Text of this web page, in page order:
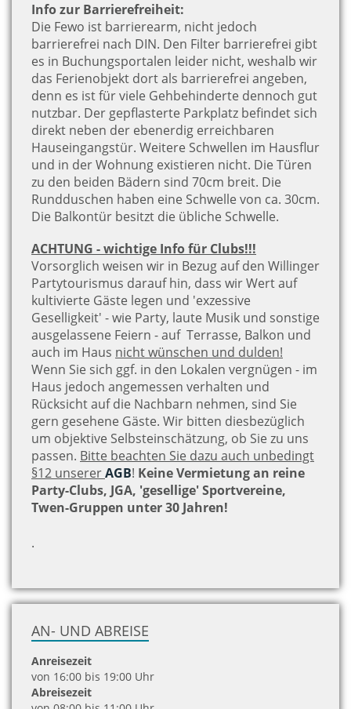
Info zur Barrierefreiheit:
Die Fewo ist barrierearm, nicht jedoch
barrierefrei nach DIN. Den Filter barrierefrei gibt
es in Buchungsportalen leider nicht, weshalb wir
das Ferienobjekt dort als barrierefrei angeben,
denn es ist für viele Gehbehinderte dennoch gut
nutzbar. Der gepflasterte Parkplatz befindet sich
direkt neben der ebenerdig erreichbaren
Hauseingangstür. Weitere Schwellen im Hausflur
und in der Wohnung existieren nicht. Die Türen
zu den beiden Bädern sind 70cm breit. Die
Rundduschen haben eine Schwelle von ca. 30cm.
Die Balkontür besitzt die übliche Schwelle.
ACHTUNG - wichtige Info für Clubs!!!
Vorsorglich weisen wir in Bezug auf den Willinger
Partytourismus darauf hin, dass wir Wert auf
kultivierte Gäste legen und 'exzessive
Geselligkeit' - wie Party, laute Musik und sonstige
ausgelassene Feiern - auf Terrasse, Balkon und
auch im Haus nicht wünschen und dulden!
Wenn Sie sich ggf. in den Lokalen vergnügen - im
Haus jedoch angemessen verhalten und
Rücksicht auf die Nachbarn nehmen, sind Sie
gern gesehene Gäste. Wir bitten diesbezüglich
um objektive Selbsteinschätzung, ob Sie zu uns
passen. Bitte beachten Sie dazu auch unbedingt
§12 unsererAGB! Keine Vermietung an reine
Party-Clubs, JGA, 'gesellige' Sportvereine,
Twen-Gruppen unter 30 Jahren!
.
AN- UND ABREISE
Anreisezeit
von 16:00 bis 19:00 Uhr
Abreisezeit